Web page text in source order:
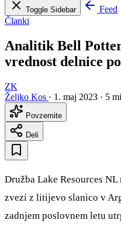
Toggle Sidebar
Feed
Članki
Analitik Bell
vrednost delnice
ZK
Željko Kos · 1. maj 2023 · 5
Povzemite
Deli
Družba Lake Resources
zvezi z litijevo slanico v
zadnjem poslovnem letu